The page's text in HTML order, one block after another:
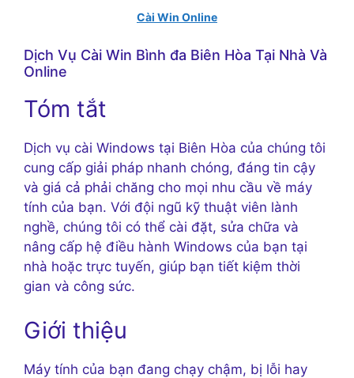
Cài Win Online
Dịch Vụ Cài Win Bình đa Biên Hòa Tại Nhà Và
Online
Tóm tắt
Dịch vụ cài Windows tại Biên Hòa của chúng tôi
cung cấp giải pháp nhanh chóng, đáng tin cậy
và giá cả phải chăng cho mọi nhu cầu về máy
tính của bạn. Với đội ngũ kỹ thuật viên lành
nghề, chúng tôi có thể cài đặt, sửa chữa và
nâng cấp hệ điều hành Windows của bạn tại
nhà hoặc trực tuyến, giúp bạn tiết kiệm thời
gian và công sức.
Giới thiệu
Máy tính của bạn đang chạy chậm, bị lỗi hay